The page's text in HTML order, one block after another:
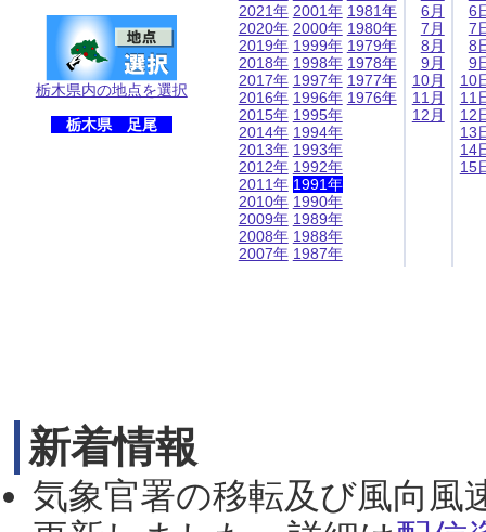
栃木県内の地点を選択
栃木県 足尾
2021年
2020年
2019年
2018年
2017年
2016年
2015年
2014年
2013年
2012年
2011年
2010年
2009年
2008年
2007年
2001年
2000年
1999年
1998年
1997年
1996年
1995年
1994年
1993年
1992年
1991年
1990年
1989年
1988年
1987年
1981年
1980年
1979年
1978年
1977年
1976年
6月
7月
8月
9月
10月
11月
12月
6
7
8
9
10
11
12
13
14
15
新着情報
気象官署の移転及び風向風